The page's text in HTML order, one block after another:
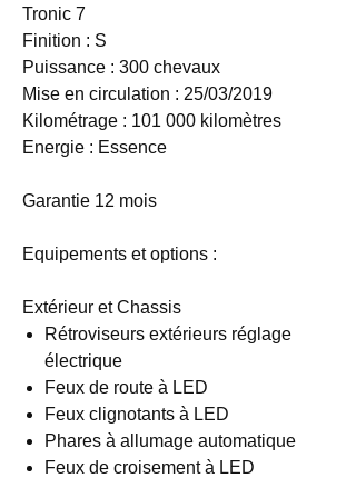
Tronic 7
Finition : S
Puissance : 300 chevaux
Mise en circulation : 25/03/2019
Kilométrage : 101 000 kilomètres
Energie : Essence
Garantie 12 mois
Equipements et options :
Extérieur et Chassis
Rétroviseurs extérieurs réglage
électrique
Feux de route à LED
Feux clignotants à LED
Phares à allumage automatique
Feux de croisement à LED